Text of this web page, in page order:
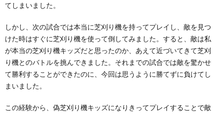
てしまいました。
しかし、次の試合では本当に芝刈り機を持ってプレイし、敵を見つ
けた時はすぐに芝刈り機を使って倒してみました。すると、敵は私
が本当の芝刈り機キッズだと思ったのか、あえて近づいてきて芝刈
り機とのバトルを挑んできました。それまでの試合では敵を驚かせ
て勝利することができたのに、今回は思うように勝てずに負けてし
まいました。
この経験から、偽芝刈り機キッズになりきってプレイすることで敵